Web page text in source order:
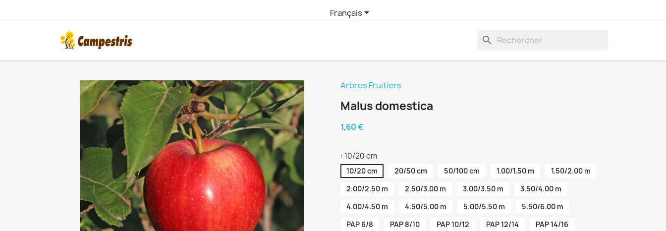
Français
search
Arbres Fruitiers
Malus domestica
1,60 €
: 10/20 cm
10/20 cm 20/50 cm 50/100 cm 1.00/1.50 m
1.50/2.00 m
2.00/2.50 m
2.50/3.00 m 3.00/3.50 m
3.50/4.00 m
4.00/4.50 m
4.50/5.00 m 5.00/5.50 m
5.50/6.00 m
PAP 6/8
PAP 8/10 PAP 10/12 PAP 12/14
PAP 14/16